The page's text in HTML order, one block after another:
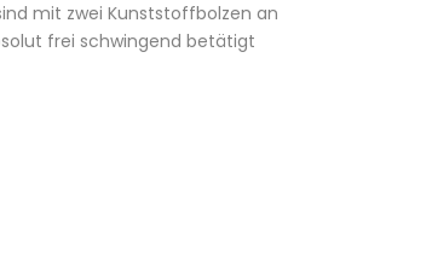
mit zwei Kunststoffbolzen an
frei schwingend betätigt